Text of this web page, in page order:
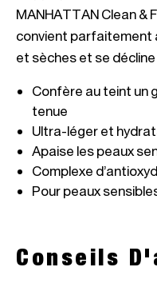
MANHATTAN Clean &
convient parfaitement
Confère au teint un
Pour peaux
Conseils